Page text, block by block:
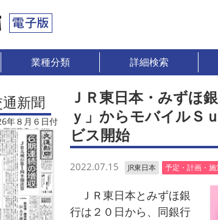
業種分類 詳細検索
新聞
年８月６日付
ＪＲ東日本・みず
ｙ」からモバイルＳ
ビス開始
2022.07.15 JR東日本 予定・計画・施
ＪＲ東日本とみずほ銀
行は２０日から、同銀行